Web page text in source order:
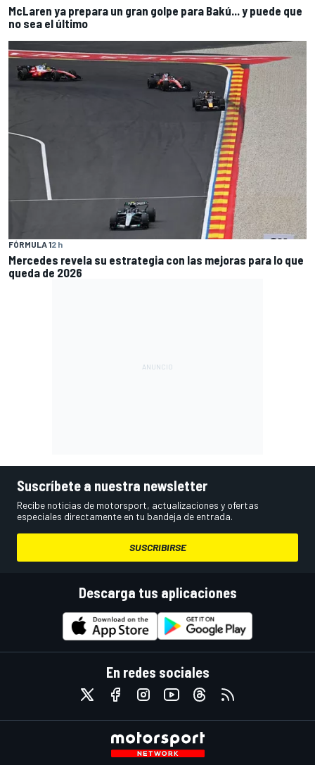
McLaren ya prepara un gran golpe para Bakú... y puede que
no sea el último
FÓRMULA 12 h
Mercedes revela su estrategia con las mejoras para lo que
queda de 2026
Suscríbete a nuestra newsletter
Recibe noticias de motorsport, actualizaciones y ofertas
especiales directamente en tu bandeja de entrada.
SUSCRIBIRSE
Descarga tus aplicaciones
En redes sociales